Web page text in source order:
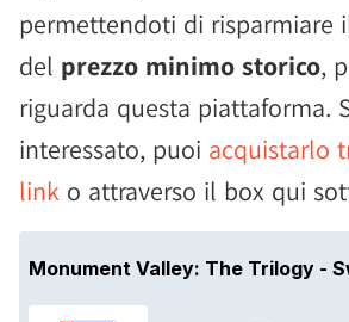
permettendoti di risparmiare
del prezzo minimo storico,
riguarda questa piattaforma.
interessato, puoi acquistarlo
link o attraverso il box qui